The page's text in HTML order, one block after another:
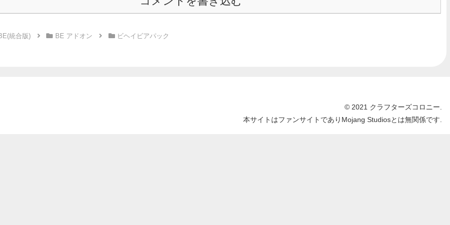
統合版) BE アドオン ビヘイビアパック
© 2021 クラフターズコロニー.
本サイトはファンサイトでありMojang Studiosとは無関係です.